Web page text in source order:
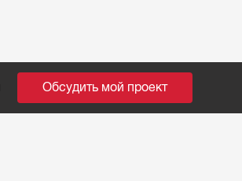
Обсудить мой проект